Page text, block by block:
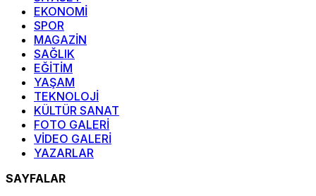
EKONOMİ
SPOR
MAGAZİN
SAĞLIK
EĞİTİM
YAŞAM
TEKNOLOJİ
KÜLTÜR SANAT
FOTO GALERİ
VİDEO GALERİ
YAZARLAR
SAYFALAR